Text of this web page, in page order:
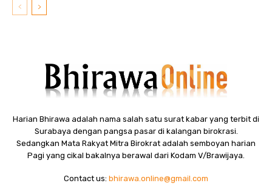
Harian Bhirawa adalah nama salah satu surat kabar yang terbit di
Surabaya dengan pangsa pasar di kalangan birokrasi.
Sedangkan Mata Rakyat Mitra Birokrat adalah semboyan harian
Pagi yang cikal bakalnya berawal dari Kodam V/Brawijaya.
Contact us: bhirawa.online@gmail.com